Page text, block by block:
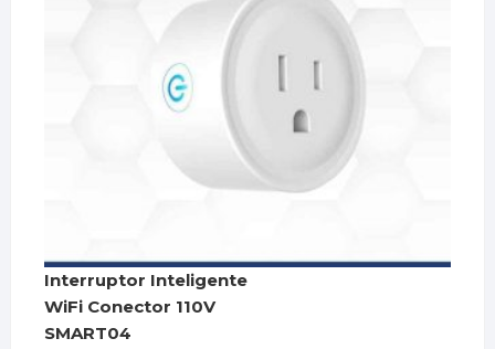
Interruptor Inteligente
WiFi Conector 110V
SMART04